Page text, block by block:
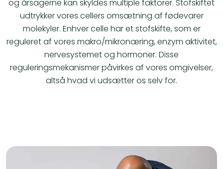
og årsagerne kan skyldes multiple faktorer. Stofskiftet
udtrykker vores cellers omsætning af fødevarer
molekyler. Enhver celle har et stofskifte, som er
reguleret af vores makro/mikronæring, enzym aktivitet,
nervesystemet og hormoner. Disse
reguleringsmekanismer påvirkes af vores omgivelser,
altså hvad vi udsætter os selv for.